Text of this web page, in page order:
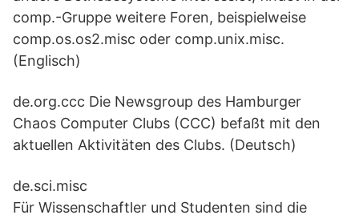
comp.-Gruppe weitere Foren, beispielweise
comp.os.os2.misc oder comp.unix.misc.
(Englisch)
de.org.ccc Die Newsgroup des Hamburger
Chaos Computer Clubs (CCC) befaßt mit den
aktuellen Aktivitäten des Clubs. (Deutsch)
de.sci.misc
Für Wissenschaftler und Studenten sind die